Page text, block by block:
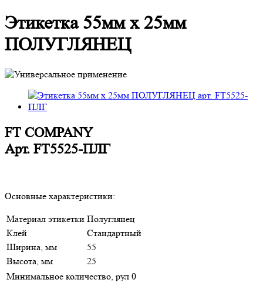
Этикетка 55мм х 25мм
ПОЛУГЛЯНЕЦ
FT COMPANY
Арт. FT5525-ПЛГ
Основные характеристики:
Материал этикетки Полуглянец
Клей
Стандартный
Ширина, мм
55
Высота, мм
25
Минимальное количество, рул 0